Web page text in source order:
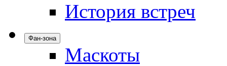
История встреч
Фан-зона
Маскоты